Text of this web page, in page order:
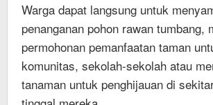
Warga dapat langsung untuk
penanganan pohon rawan tumbang,
permohonan pemanfaatan taman
komunitas, sekolah-sekolah atau
tanaman untuk penghijauan di